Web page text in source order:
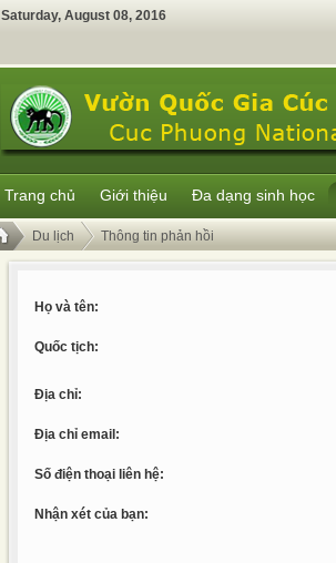
Saturday, August 08, 2016
Trang chủ Giới thiệu Đa dạng sinh học
Du lịch Thông tin phản hồi
Họ và tên:
Quốc tịch:
Địa chỉ:
Địa chỉ email:
Số điện thoại liên hệ:
Nhận xét của bạn: